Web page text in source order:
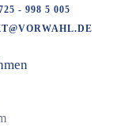
- 998 5 005